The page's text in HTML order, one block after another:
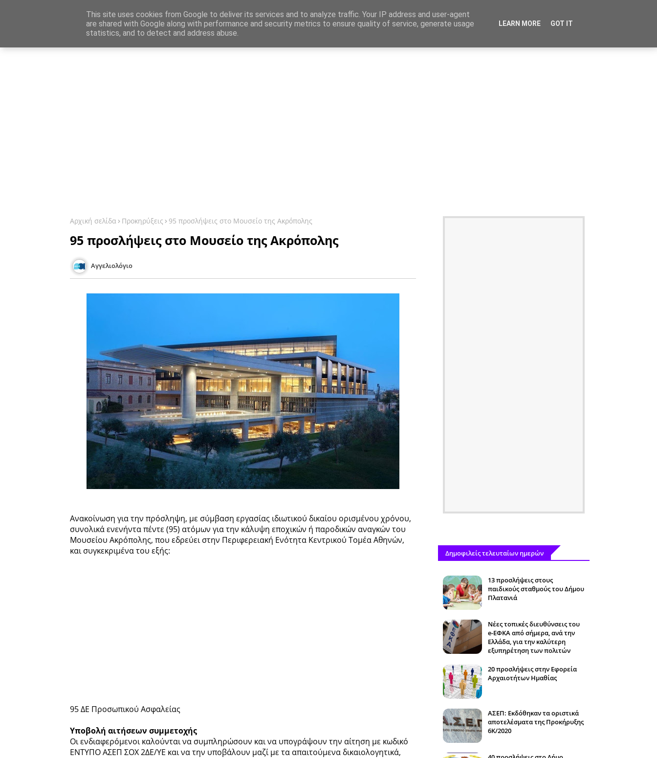
Καταχώρηση Αγγελίας Επικοινωνία Site Map
Ενημέρωση Αγγελίες Εργασίας
Αρχική σελίδα Προκηρύξεις 95 προσλήψεις στο Μουσείο της Ακρόπολης
95 προσλήψεις στο Μουσείο της Ακρόπολης
Αγγελιολόγιο
Ανακοίνωση για την πρόσληψη, με σύμβαση εργασίας ιδιωτικού δικαίου ορισμένου χρόνου,
συνολικά ενενήντα πέντε (95) ατόμων για την κάλυψη εποχικών ή παροδικών αναγκών του
Μουσείου Ακρόπολης, που εδρεύει στην Περιφερειακή Ενότητα Κεντρικού Τομέα Αθηνών,
και συγκεκριμένα του εξής:
95 ΔΕ Προσωπικού Ασφαλείας
Υποβολή αιτήσεων συμμετοχής
Οι ενδιαφερόμενοι καλούνται να συμπληρώσουν και να υπογράψουν την αίτηση με κωδικό
ΕΝΤΥΠΟ ΑΣΕΠ ΣΟΧ 2ΔΕ/ΥΕ και να την υποβάλουν μαζί με τα απαιτούμενα δικαιολογητικά,
Δημοφιλείς τελευταίων ημερών
13 προσλήψεις στους
παιδικούς σταθμούς του Δήμου
Πλατανιά
Νέες τοπικές διευθύνσεις του
e-ΕΦΚΑ από σήμερα, ανά την
Ελλάδα, για την καλύτερη
εξυπηρέτηση των πολιτών
20 προσλήψεις στην Εφορεία
Αρχαιοτήτων Ημαθίας
ΑΣΕΠ: Εκδόθηκαν τα οριστικά
αποτελέσματα της Προκήρυξης
6Κ/2020
This site uses cookies from Google to deliver its services and to analyze traffic. Your IP address and user-agent
are shared with Google along with performance and security metrics to ensure quality of service, generate usage
statistics, and to detect and address abuse.
LEARN MORE GOT IT